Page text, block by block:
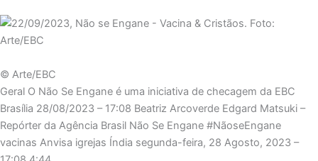
© Arte/EBC
Geral O Não Se Engane é uma iniciativa de checagem da EBC
Brasília 28/08/2023 – 17:08 Beatriz Arcoverde Edgard Matsuki –
Repórter da Agência Brasil Não Se Engane #NãoseEngane
vacinas Anvisa igrejas Índia segunda-feira, 28 Agosto, 2023 –